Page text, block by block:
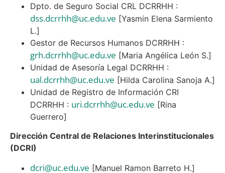
Dpto. de Seguro Social CRL DCRRHH :
dss.dcrrhh@uc.edu.ve [Yasmin Elena Sarmiento
L.]
Gestor de Recursos Humanos DCRRHH :
grh.dcrrhh@uc.edu.ve [Maria Angélica León S.]
Unidad de Asesoría Legal DCRRHH :
ual.dcrrhh@uc.edu.ve [Hilda Carolina Sanoja A.]
Unidad de Registro de Información CRI
DCRRHH : uri.dcrrhh@uc.edu.ve [Rina
Guerrero]
Dirección Central de Relaciones Interinstitucionales
(DCRI)
dcri@uc.edu.ve [Manuel Ramon Barreto H.]